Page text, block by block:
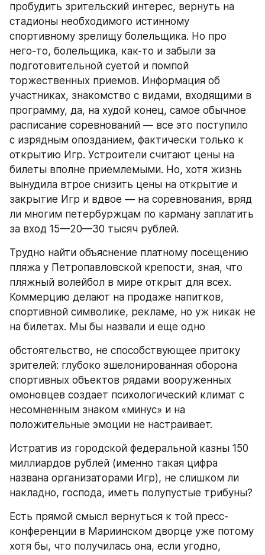
пробудить зрительский интерес, вернуть на
стадионы необходимого истинному
спортивному зрелищу болельщика. Но про
него-то, болельщика, как-то и забыли за
подготовительной суетой и помпой
торжественных приемов. Информация об
участниках, знакомство с видами, входящими в
программу, да, на худой конец, самое обычное
расписание соревнований — все это поступило
с изрядным опозданием, фактически только к
открытию Игр. Устроители считают цены на
билеты вполне приемлемыми. Но, хотя жизнь
вынудила втрое снизить цены на открытие и
закрытие Игр и вдвое — на соревнования, вряд
ли многим петербуржцам по карману заплатить
за вход 15—20—30 тысяч рублей.
Трудно найти объяснение платному посещению
пляжа у Петропавловской крепости, зная, что
пляжный волейбол в мире открыт для всех.
Коммерцию делают на продаже напитков,
спортивной символике, рекламе, но уж никак не
на билетах. Мы бы назвали и еще одно
обстоятельство, не способствующее притоку
зрителей: глубоко эшелонированная оборона
спортивных объектов рядами вооруженных
омоновцев создает психологический климат с
несомненным знаком «минус» и на
положительные эмоции не настраивает.
Истратив из городской федеральной казны 150
миллиардов рублей (именно такая цифра
названа организаторами Игр), не слишком ли
накладно, господа, иметь полупустые трибуны?
Есть прямой смысл вернуться к той пресс-
конференции в Мариинском дворце уже потому
хотя бы, что получилась она, если угодно,